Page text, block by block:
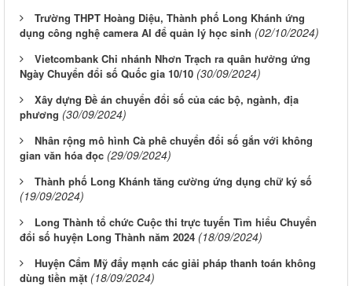
Trường THPT Hoàng Diệu, Thành phố Long Khánh ứng
dụng công nghệ camera AI để quản lý học sinh (02/10/2024)
Vietcombank Chi nhánh Nhơn Trạch ra quân hưởng ứng
Ngày Chuyển đổi số Quốc gia 10/10 (30/09/2024)
Xây dựng Đề án chuyển đổi số của các bộ, ngành, địa
phương (30/09/2024)
Nhân rộng mô hình Cà phê chuyển đổi số gắn với không
gian văn hóa đọc (29/09/2024)
Thành phố Long Khánh tăng cường ứng dụng chữ ký số
(19/09/2024)
Long Thành tổ chức Cuộc thi trực tuyến Tìm hiểu Chuyển
đổi số huyện Long Thành năm 2024 (18/09/2024)
Huyện Cẩm Mỹ đẩy mạnh các giải pháp thanh toán không
dùng tiền mặt (18/09/2024)